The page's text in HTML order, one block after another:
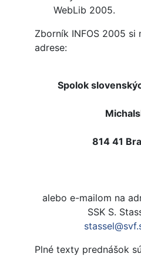
WebLib 2005.
Zborník INFOS 2005 si
adrese:
Spolok
814 41
alebo e-mailom na
SSK S.
Plné texty prednášok